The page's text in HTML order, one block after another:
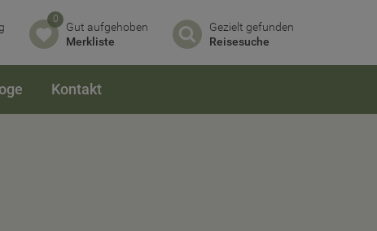
0
Gut aufgehoben
Merkliste
Gezielt gefunden
Reisesuche
Kontakt